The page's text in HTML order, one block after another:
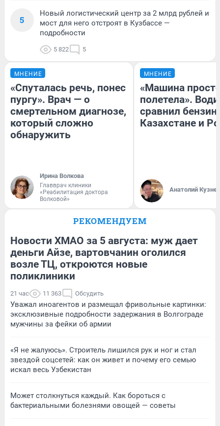
5
Новый логистический центр за 2 млрд рублей и
мост для него отстроят в Кузбассе —
подробности
5 822 5
МНЕНИЕ
«Спуталась речь, понес
пургу». Врач — о
смертельном диагнозе,
который сложно
обнаружить
Ирина Волкова
Главврач клиники
«Реабилитация доктора
Волковой»
МНЕНИЕ
«Машина
полетела».
сравнил бензин
Казахстане и
Анатолий
РЕКОМЕНДУЕМ
Новости ХМАО за 5 августа: муж дает
деньги Айзе, вартовчанин оголился
возле ТЦ, откроются новые
поликлиники
21 час 11 363 Обсудить
Уважал иноагентов и размещал фривольные картинки:
эксклюзивные подробности задержания в Волгограде
мужчины за фейки об армии
«Я не жалуюсь». Строитель лишился рук и ног и стал
звездой соцсетей: как он живет и почему его семью
искал весь Узбекистан
Может столкнуться каждый. Как бороться с
бактериальными болезнями овощей — советы